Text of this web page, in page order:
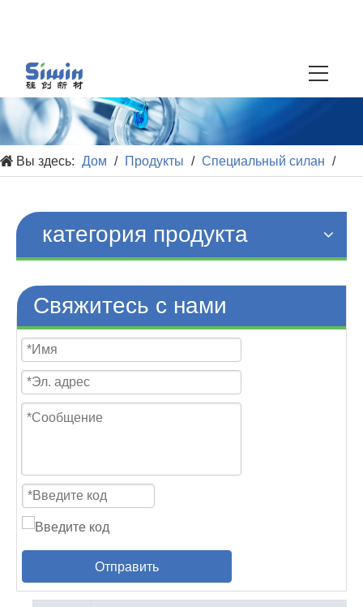
Вы здесь: Дом / Продукты / Специальный силан /
категория продукта
Свяжитесь с нами
Отправить